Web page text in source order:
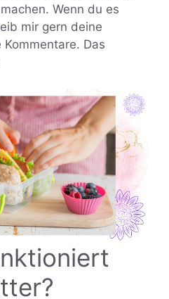
Wenn du es
mir gern deine
Das